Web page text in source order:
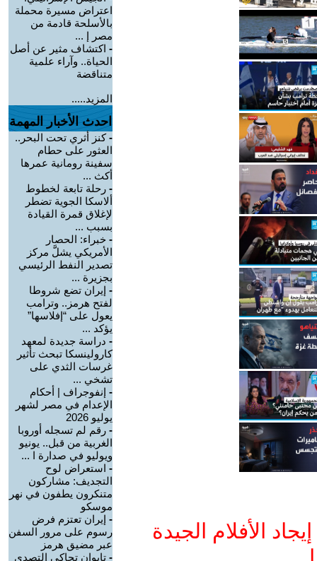
الأفلام الجيدة
اعتراض مسيرة محملة
بالأسلحة قادمة من
مصر إ ...
- اكتشاف مثير عن أصل
الحياة.. وآراء علمية
متناقضة
المزيد.....
احدث الأخبار المهمة
-كنز أثري تحت البحر..
العثور على حطام
سفينة رومانية عمرها
أكث ...
- رحلة تابعة لخطوط
ألاسكا الجوية تضطر
لإغلاق قمرة القيادة
بسبب ...
- خبراء: الحصار
الأمريكي يشلَّ مركز
تصدير النفط الرئيسي
بجزيرة ...
- إيران تضع شروطا
لفتح هرمز.. وترامب
يعول على “إفلاسها”
يؤكد ...
- دراسة جديدة لمعهد
كارولينسكا تبحث تأثير
غرسات الثدي على
تشخي ...
- إنفوجراف | أحكام
الإعدام في مصر لشهر
يوليو 2026
- رقم لم تسجله أوروبا
الغربية من قبل.. يونيو
ويوليو في صدارة ا ...
- استعراض لوح
التجديف: مشاركون
متنكرون يطفون في نهر
موسكو
- إيران تعتزم فرض
رسوم على مرور السفن
عبر مضيق هرمز
- تايوان تحاكي التصدي